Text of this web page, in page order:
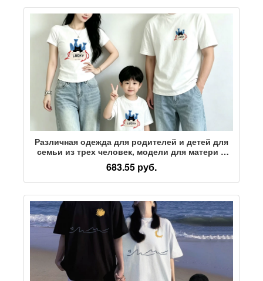
Различная одежда для родителей и детей для
семьи из трех человек, модели для матери и
дочери, новинка 2026 года, летняя футболка с
коротким рукавом в тонком дизайне
683.55 руб.